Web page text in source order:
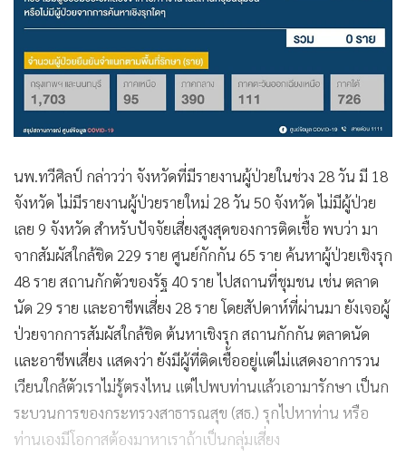
นพ.ทวีศิลป์ กล่าวว่า จังหวัดที่มีรายงานผู้ป่วยในช่วง 28 วัน มี 18
จังหวัด ไม่มีรายงานผู้ป่วยรายใหม่ 28 วัน 50 จังหวัด ไม่มีผู้ป่วย
เลย 9 จังหวัด สำหรับปัจจัยเสี่ยงสูงสุดของการติดเชื้อ พบว่า มา
จากสัมผัสใกล้ชิด 229 ราย ศูนย์กักกัน 65 ราย ค้นหาผู้ป่วยเชิงรุก
48 ราย สถานกักตัวของรัฐ 40 ราย ไปสถานที่ชุมชน เช่น ตลาด
นัด 29 ราย และอาชีพเสี่ยง 28 ราย โดยสัปดาห์ที่ผ่านมา ยังเจอผู้
ป่วยจากการสัมผัสใกล้ชิด ต้นหาเชิงรุก สถานกักกัน ตลาดนัด
และอาชีพเสี่ยง แสดงว่า ยังมีผู้ที่ติดเชื้ออยู่แต่ไม่แสดงอาการวน
เวียนใกล้ตัวเราไม่รู้ตรงไหน แต่ไปพบท่านแล้วเอามารักษา เป็นก
ระบวนการของกระทรวงสาธารณสุข (สธ.) รุกไปหาท่าน หรือ
ท่านเองมีโอกาสต้องมาหาเราถ้าเป็นกลุ่มเสี่ยง